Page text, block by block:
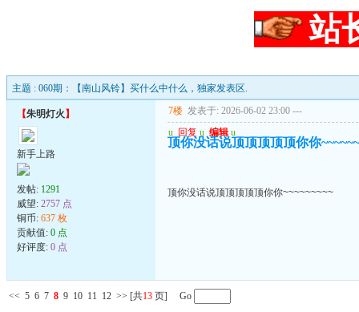
站
主题 : 060期：【南山风铃】买什么中什么，独家发表区.
【朱明灯火 】
新手上路
发帖: 1291
威望: 2757 点
铜币: 637 枚
贡献值: 0 点
好评度: 0 点
7楼 发表于: 2026-06-02 23:00 ---
u 回复 u 编辑 u
顶你没话说顶顶顶顶顶你你
顶你没话说顶顶顶顶顶你你~~~~~~~~~
<< 5 6 7 8 9 10 11 12 >> [共13 页] Go